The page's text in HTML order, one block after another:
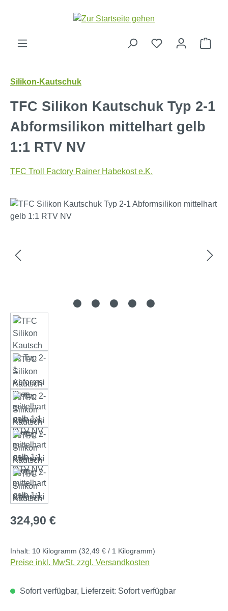
Zum Hauptinhalt springen
Silikon-Kautschuk
TFC Silikon Kautschuk Typ 2-1
Abformsilikon mittelhart gelb
1:1 RTV NV
TFC Troll Factory Rainer Habekost e.K.
Bildergalerie überspringen
Regulärer Preis:
324,90 €
Inhalt: 10 Kilogramm (32,49 € / 1 Kilogramm)
Preise inkl. MwSt. zzgl. Versandkosten
Sofort verfügbar, Lieferzeit: Sofort verfügbar